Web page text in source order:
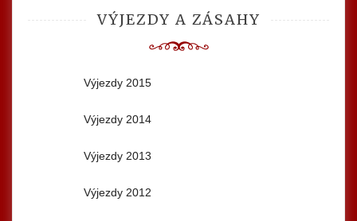
VÝJEZDY A ZÁSAHY
Výjezdy 2015
Výjezdy 2014
Výjezdy 2013
Výjezdy 2012